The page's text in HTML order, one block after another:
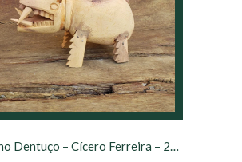
Bicho Dentuço – Cícero Ferreira – 20 cm – Natural